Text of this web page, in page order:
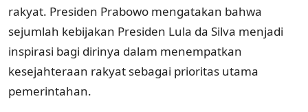
rakyat. Presiden Prabowo mengatakan bahwa
sejumlah kebijakan Presiden Lula da Silva menjadi
inspirasi bagi dirinya dalam menempatkan
kesejahteraan rakyat sebagai prioritas utama
pemerintahan.